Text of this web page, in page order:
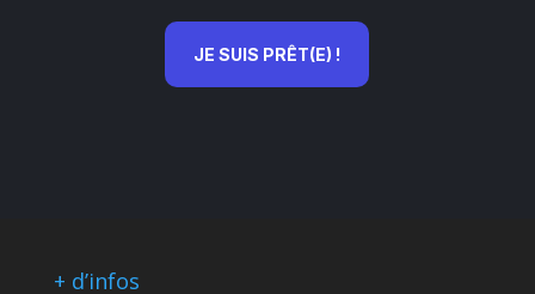
JE SUIS PRÊT(E) !
+ d’infos